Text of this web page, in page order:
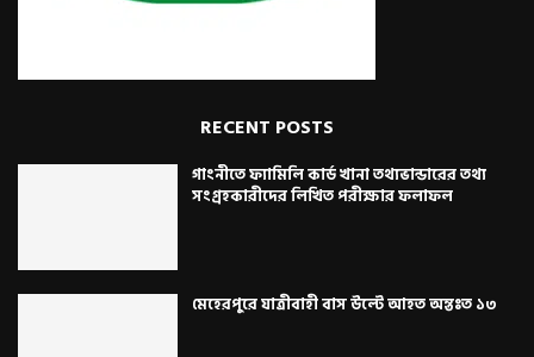
RECENT POSTS
গাংনীতে ফ্যামিলি কার্ড খানা তথ্যভান্ডারের তথ্য
সংগ্রহকারীদের লিখিত পরীক্ষার ফলাফল
মেহেরপুরে যাত্রীবাহী বাস উল্টে আহত অন্তঃত ১৩